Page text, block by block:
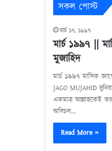
সকল পোস্ট
মার্চ ১৭, ১৯৯৭
মার্চ ১৯৯৭ ||
মুজাহিদ
মার্চ ১৯৯৭ মাসিক
JAGO MUJAHID
একমাত্র আল্লাহকেই
অবিচল…
Read More »